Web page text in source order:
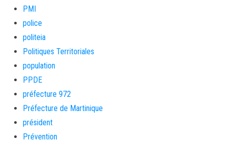
PMI
police
politeia
Politiques Territoriales
population
PPDE
préfecture 972
Préfecture de Martinique
président
Prévention